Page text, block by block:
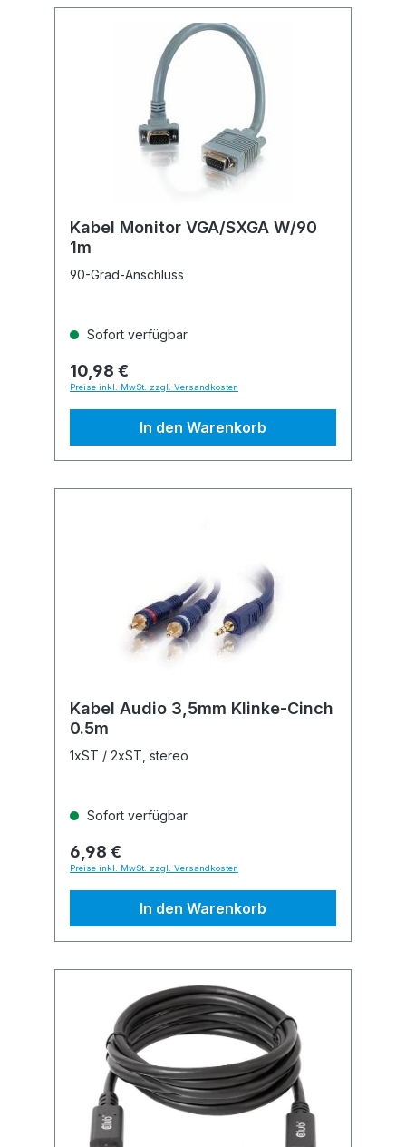
Kabel Monitor VGA/SXGA W/90
1m
90-Grad-Anschluss
Sofort verfügbar
10,98 €
Preise inkl. MwSt. zzgl. Versandkosten
In den Warenkorb
Kabel Audio 3,5mm Klinke-Cinch
0.5m
1xST / 2xST, stereo
Sofort verfügbar
6,98 €
Preise inkl. MwSt. zzgl. Versandkosten
In den Warenkorb